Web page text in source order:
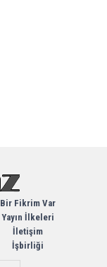
Bir Fikrim Var
Yayın İlkeleri
İletişim
İşbirliği